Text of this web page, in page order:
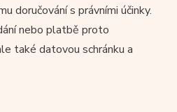
doručování s právními účinky.
nebo platbě proto
také datovou schránku a